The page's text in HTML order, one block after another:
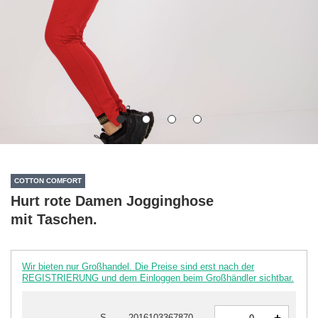
COTTON COMFORT
Hurt rote Damen Jogginghose
mit Taschen.
Wir bieten nur Großhandel. Die Preise sind erst nach der
REGISTRIERUNG und dem Einloggen beim Großhändler sichtbar.